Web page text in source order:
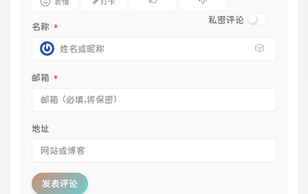
私密评论
名称 *
🎲
邮箱 *
地址
发表评论